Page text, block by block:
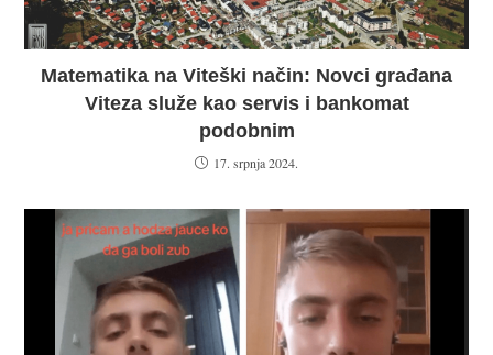
Matematika na Viteški način: Novci građana
Viteza služe kao servis i bankomat
podobnim
17. srpnja 2024.